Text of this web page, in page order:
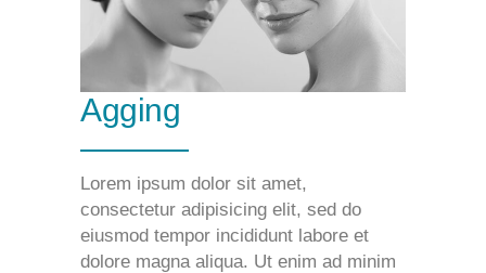
Agging
Lorem ipsum dolor sit amet,
consectetur adipisicing elit, sed do
eiusmod tempor incididunt labore et
dolore magna aliqua. Ut enim ad minim